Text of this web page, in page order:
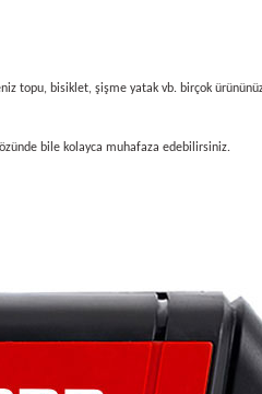
topu, bisiklet, şişme yatak vb. birçok
bile kolayca muhafaza edebilirsiniz.